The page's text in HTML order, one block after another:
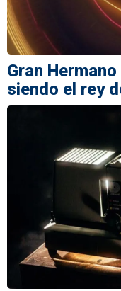
Gran
siendo el rey